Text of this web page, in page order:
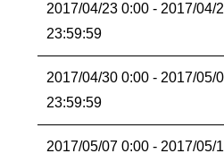
2017/04/23 0:00 - 2017/04/
23:59:59
2017/04/30 0:00 - 2017/05/
23:59:59
2017/05/07 0:00 - 2017/05/